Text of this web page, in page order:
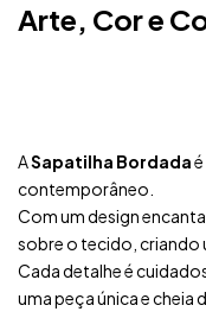
Arte, Cor e
ASapatilha Bordada
contemporâneo.
Com um design
sobre o tecido, criando
Cada detalhe é
uma peça única e cheia